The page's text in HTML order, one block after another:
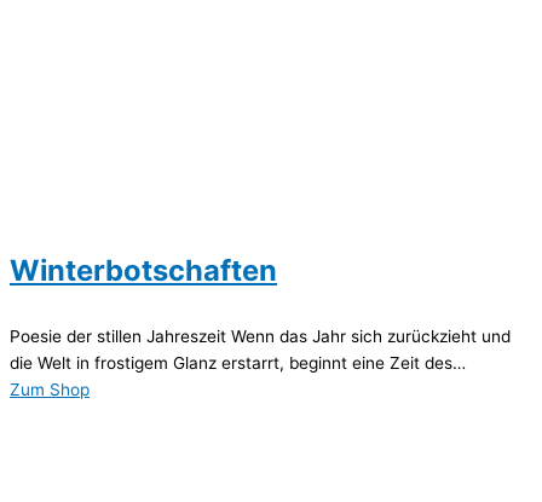
Winterbotschaften
Poesie der stillen Jahreszeit Wenn das Jahr sich zurückzieht und
die Welt in frostigem Glanz erstarrt, beginnt eine Zeit des…
Zum Shop